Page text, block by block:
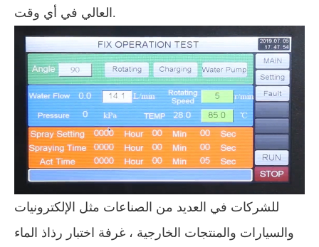
العالي في أي وقت.
للشركات في العديد من الصناعات مثل الإلكترونيات
والسيارات والمنتجات الخارجية ، غرفة اختبار رذاذ الماء